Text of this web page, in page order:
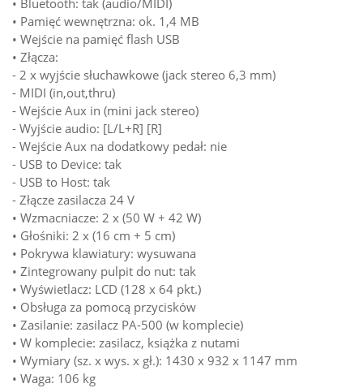
• Bluetooth: tak (audio/MIDI)
• Pamięć wewnętrzna: ok. 1,4 MB
• Wejście na pamięć flash USB
• Złącza:
- 2 x wyjście słuchawkowe (jack stereo 6,3 mm)
- MIDI (in,out,thru)
- Wejście Aux in (mini jack stereo)
- Wyjście audio: [L/L+R] [R]
- Wejście Aux na dodatkowy pedał: nie
- USB to Device: tak
- USB to Host: tak
- Złącze zasilacza 24 V
• Wzmacniacze: 2 x (50 W + 42 W)
• Głośniki: 2 x (16 cm + 5 cm)
• Pokrywa klawiatury: wysuwana
• Zintegrowany pulpit do nut: tak
• Wyświetlacz: LCD (128 x 64 pkt.)
• Obsługa za pomocą przycisków
• Zasilanie: zasilacz PA-500 (w komplecie)
• W komplecie: zasilacz, książka z nutami
• Wymiary (sz. x wys. x gł.): 1430 x 932 x 1147 mm
• Waga: 106 kg